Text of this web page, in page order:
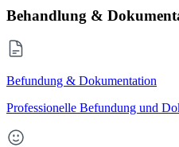
Behandlung &
Befundung & Dokumentation
Professionelle Befundung und